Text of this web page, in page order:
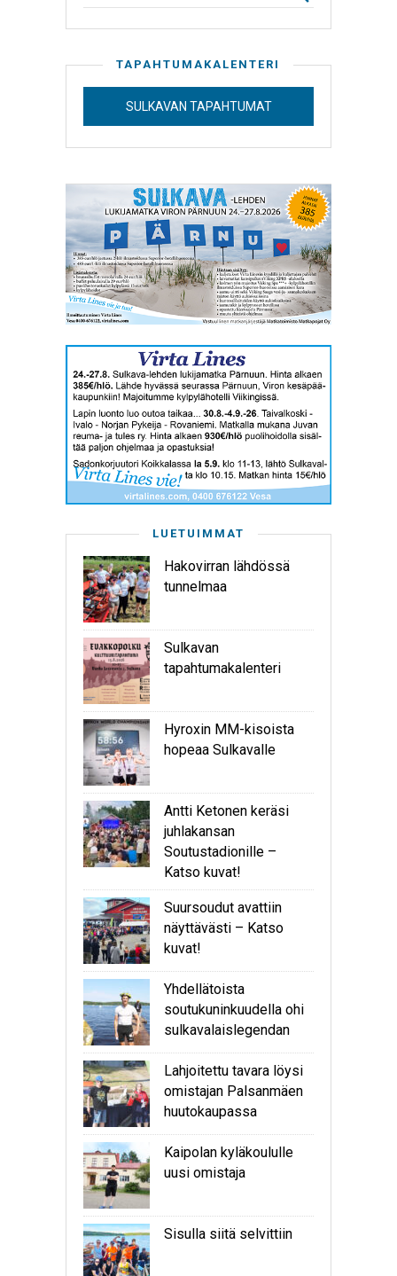
TAPAHTUMAKALENTERI
SULKAVAN TAPAHTUMAT
LUETUIMMAT
Hakovirran lähdössä
tunnelmaa
Sulkavan
tapahtumakalenteri
Hyroxin MM-kisoista
hopeaa Sulkavalle
Antti Ketonen keräsi
juhlakansan
Soutustadionille –
Katso kuvat!
Suursoudut avattiin
näyttävästi – Katso
kuvat!
Yhdellätoista
soutukuninkuudella ohi
sulkavalaislegendan
Lahjoitettu tavara löysi
omistajan Palsanmäen
huutokaupassa
Kaipolan kyläkoululle
uusi omistaja
Sisulla siitä selvittiin